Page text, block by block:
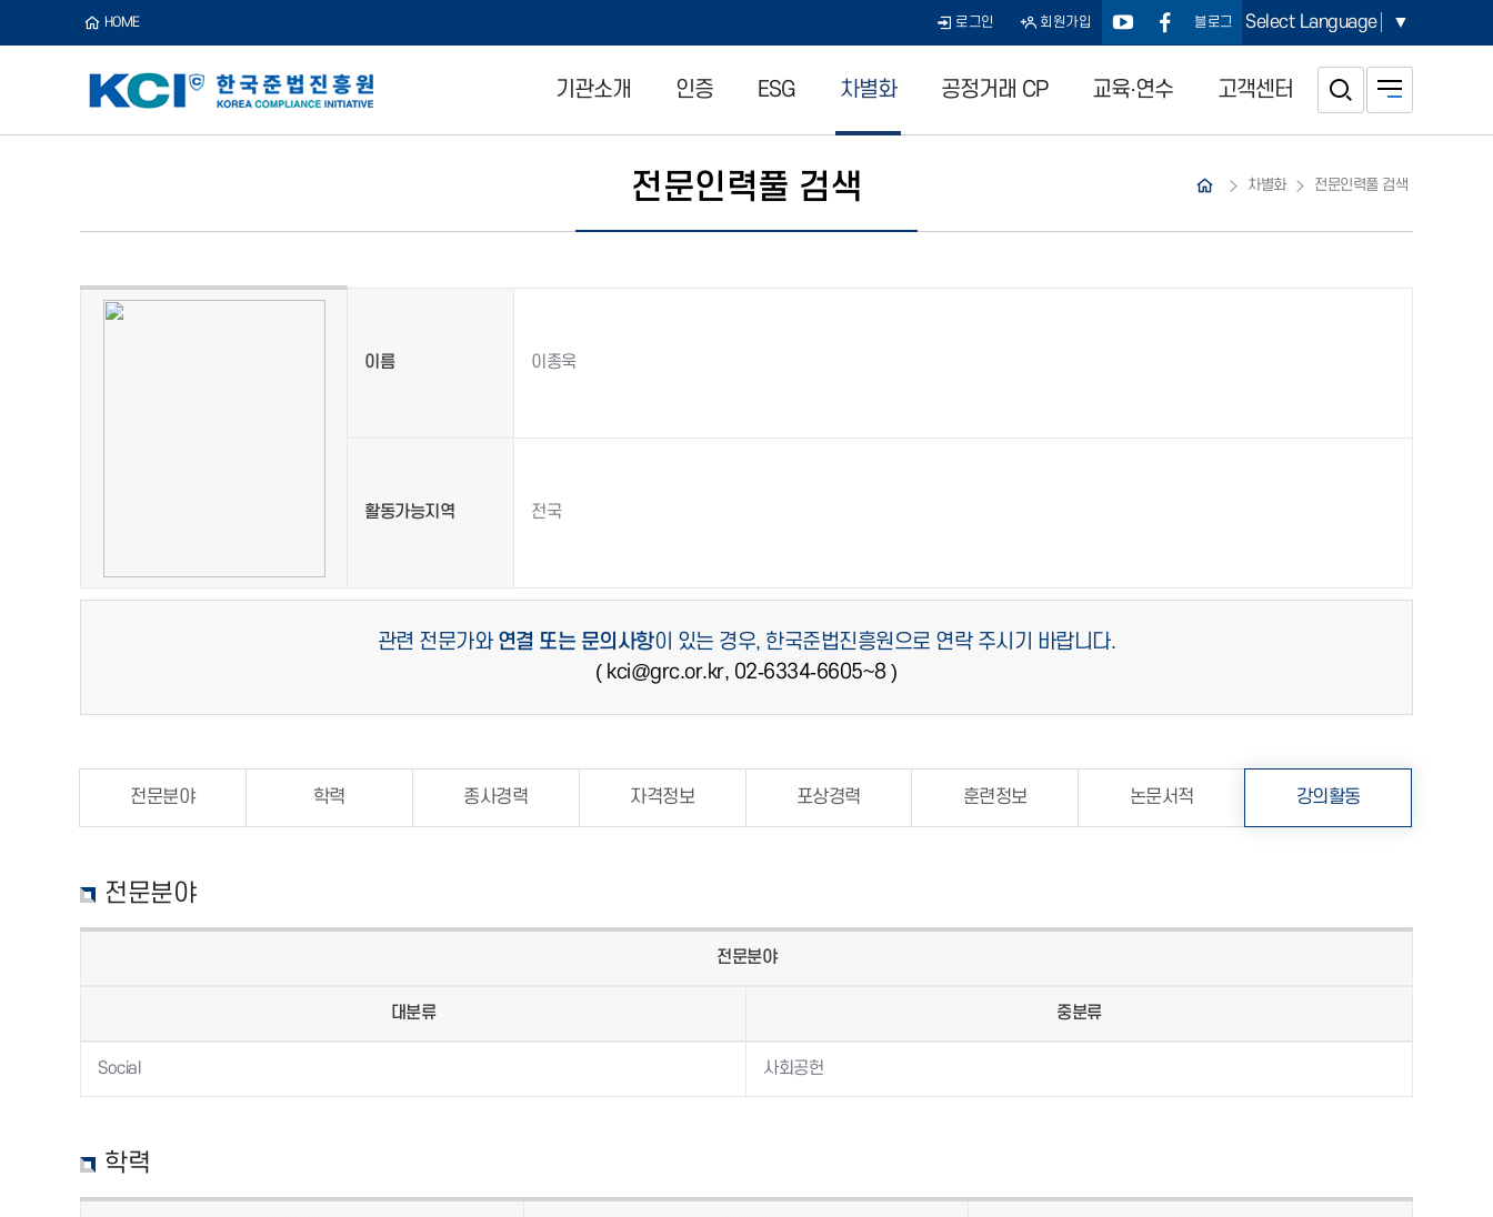
HOME 로그인 회원가입 블로그 Select Language ▼
기관소개 인증 ESG 차별화 공정거래 CP 교육·연수 고객센터
전문인력풀 검색 차별화 전문인력풀 검색
이름 이종욱
활동가능지역 전국
관련 전문가와 연결 또는 문의사항이 있는 경우, 한국준법진흥원으로 연락 주시기 바랍니다.
( kci@grc.or.kr, 02-6334-6605~8 )
전문분야 학력 종사경력 자격정보 포상경력 훈련정보 논문서적 강의활동
전문분야
전문분야
대분류 중분류
Social 사회공헌
학력